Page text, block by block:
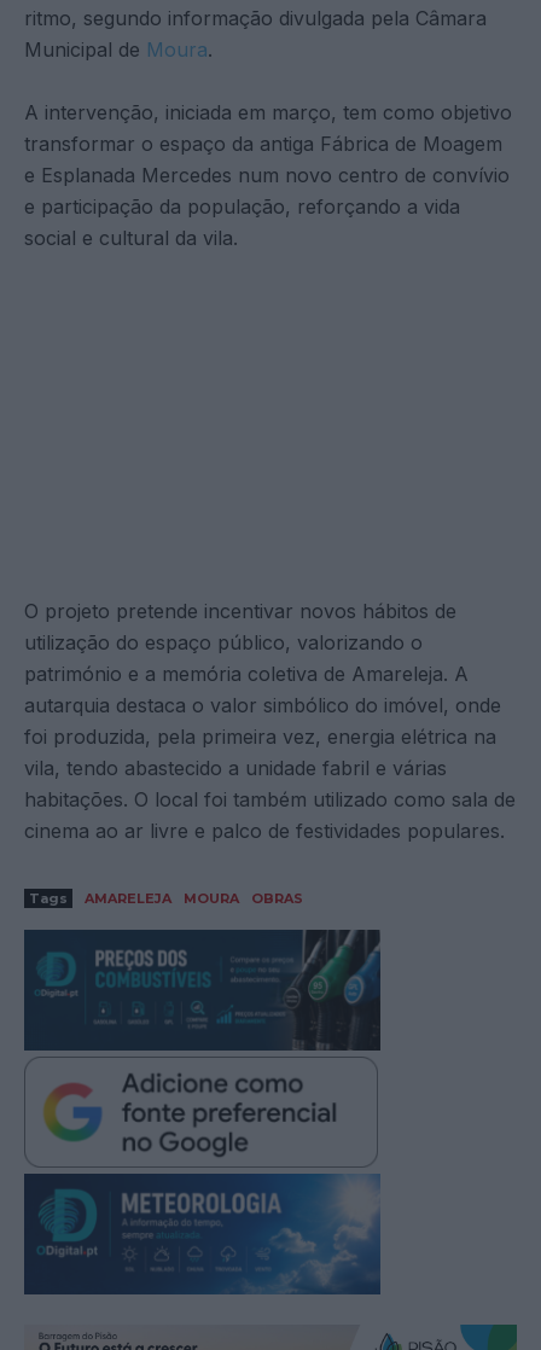
ritmo, segundo informação divulgada pela Câmara
Municipal de Moura.
A intervenção, iniciada em março, tem como objetivo
transformar o espaço da antiga Fábrica de Moagem
e Esplanada Mercedes num novo centro de convívio
e participação da população, reforçando a vida
social e cultural da vila.
O projeto pretende incentivar novos hábitos de
utilização do espaço público, valorizando o
património e a memória coletiva de Amareleja. A
autarquia destaca o valor simbólico do imóvel, onde
foi produzida, pela primeira vez, energia elétrica na
vila, tendo abastecido a unidade fabril e várias
habitações. O local foi também utilizado como sala de
cinema ao ar livre e palco de festividades populares.
Tags AMARELEJA MOURA OBRAS